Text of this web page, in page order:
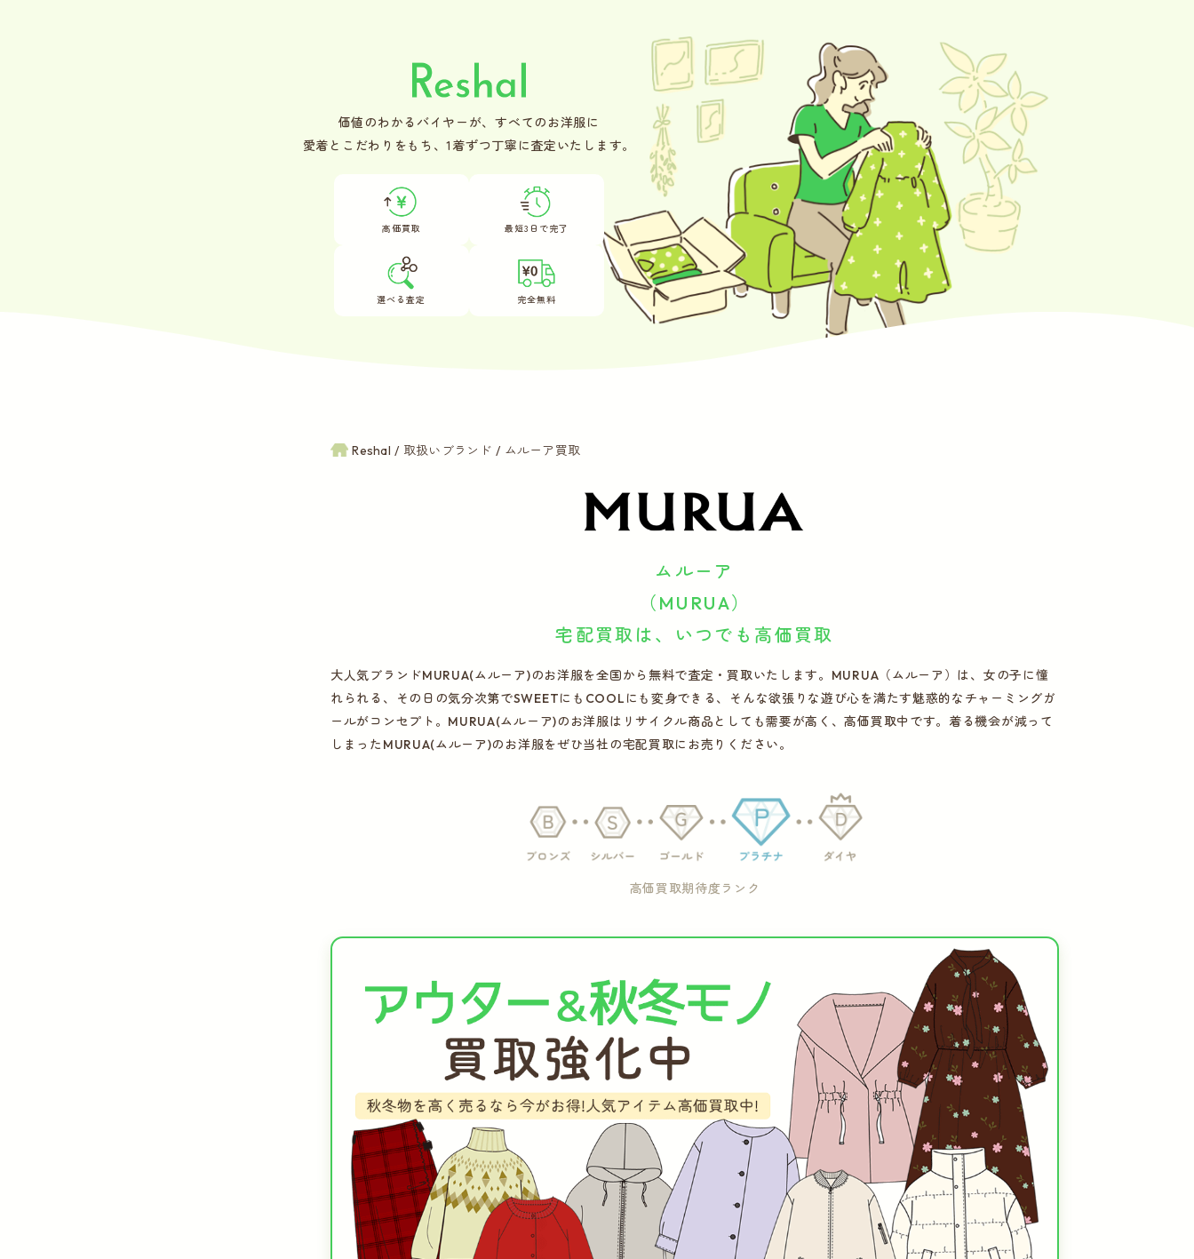
価値のわかるバイヤーが、すべてのお洋服に
愛着とこだわりをもち、1着ずつ丁寧に査定いたします。
高価買取 最短3日で完了
選べる査定 完全無料
Reshal 取扱いブランド ムルーア買取
ムルーア
（MURUA）
宅配買取は、いつでも高価買取
大人気ブランドMURUA(ムルーア)のお洋服を全国から無料で査定・買取いたします。MURUA（ムルーア）は、女の子に憧
れられる、その日の気分次第でSWEETにもCOOLにも変身できる、そんな欲張りな遊び心を満たす魅惑的なチャーミングガ
ールがコンセプト。MURUA(ムルーア)のお洋服はリサイクル商品としても需要が高く、高価買取中です。着る機会が減って
しまったMURUA(ムルーア)のお洋服をぜひ当社の宅配買取にお売りください。
高価買取期待度ランク